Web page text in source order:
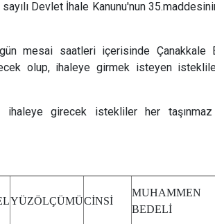
Devlet İhale Kanunu'nun
mesai saatleri içerisinde Çanakkale
olup, ihaleye girmek isteyen
girecek istekliler her taşınmaz
YÜZÖLÇÜMÜCİNSİ
MUHAMMEN
BEDELİ